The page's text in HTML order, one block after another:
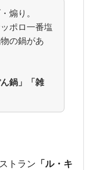
煽り。
ポロ一番塩
の鍋があ
鍋」「雑
トラン 「ル・キ